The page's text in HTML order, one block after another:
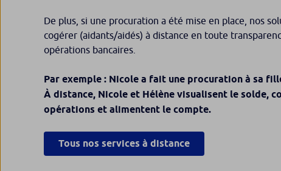
De plus, si une procuration a été mise en place, nos
cogérer (aidants/aidés) à distance en toute
opérations bancaires.
Par exemple : Nicole a fait une procuration à sa
À distance, Nicole et Hélène visualisent le solde,
opérations et alimentent le compte.
Tous nos services à distance